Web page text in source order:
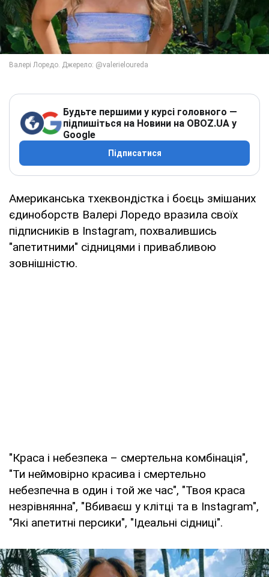
Будьте першими у курсі головного —
підпишіться на Новини на OBOZ.UA у
Google
Підписатися
Американська тхеквондістка і боєць змішаних
єдиноборств Валері Лоредо вразила своїх
підписників в Instagram, похвалившись
"апетитними" сідницями і привабливою
зовнішністю.
"Краса і небезпека – смертельна комбінація",
"Ти неймовірно красива і смертельно
небезпечна в один і той же час", "Твоя краса
незрівнянна", "Вбиваєш у клітці та в Instagram",
"Які апетитні персики", "Ідеальні сідниці".